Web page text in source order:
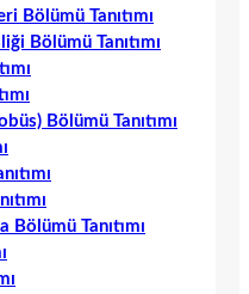
Bölümü Tanıtımı
Bölümü Tanıtımı
Bölümü Tanıtımı
Tanıtımı